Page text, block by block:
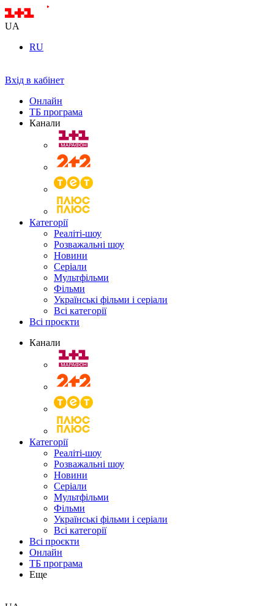
UA
RU
Вхід в кабінет
Онлайн
ТБ програма
Канали
Категорії
Реаліті-шоу
Розважальні шоу
Новини
Серіали
Мультфільми
Фільми
Українські фільми і серіали
Всі категорії
Всі проєкти
Канали
Категорії
Реаліті-шоу
Розважальні шоу
Новини
Серіали
Мультфільми
Фільми
Українські фільми і серіали
Всі категорії
Всі проєкти
Онлайн
ТБ програма
Еще